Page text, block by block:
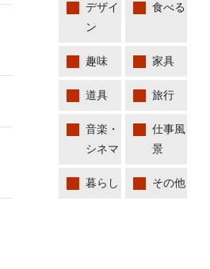
デザイ
ン
食べる
趣味 家具
道具 旅行
音楽・
シネマ
仕事風
景
暮らし その他